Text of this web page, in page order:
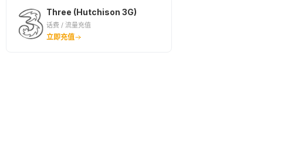
Three (Hutchison 3G)
话费 / 流量充值
立即充值